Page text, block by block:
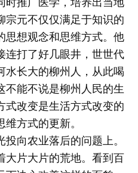
时推广医学，培养出当地
宗元不仅仅满足于知识的
思想观念和思维方式。他
连打了好几眼井，世世代
水长大的柳州人，从此喝
不能不说是柳州人民的生
式改变是生活方式改变的
方式的更新。
向农业落后的问题上。
大片大片的荒地。看到百